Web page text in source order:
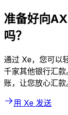
准备好向
吗？
通过 Xe，您可以
千家其他银行汇
账，让您放心汇款
用 Xe 发送